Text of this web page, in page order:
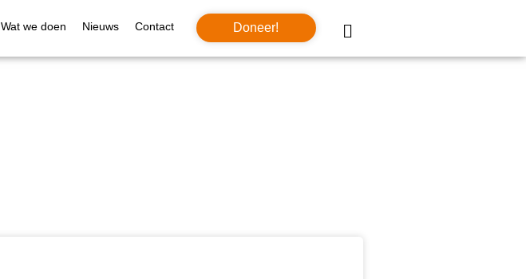
Wat we doen Nieuws Contact Doneer!